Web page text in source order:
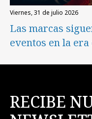
viernes, 31 de julio 2026
Las marcas
eventos en la
RECIBE